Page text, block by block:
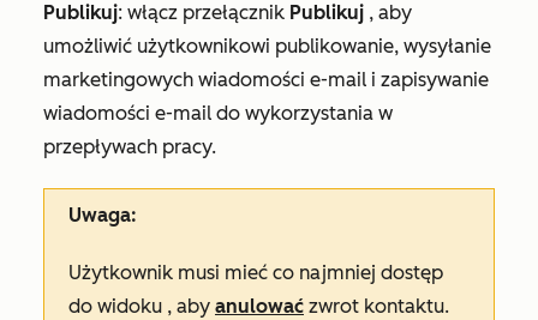
Publikuj: włącz przełącznik Publikuj , aby
umożliwić użytkownikowi publikowanie, wysyłanie
marketingowych wiadomości e-mail i zapisywanie
wiadomości e-mail do wykorzystania w
przepływach pracy.
Uwaga:
Użytkownik musi mieć co najmniej dostęp
do widoku , aby anulować zwrot kontaktu.